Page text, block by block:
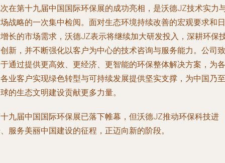
在第十九届中国国际环保展的成功亮相，是沃德JZ技术实力
战略的一次集中检阅。面对生态环境持续改善的宏观要求和日
长的市场需求，沃德JZ表示将继续加大研发投入，深耕环保
新，并不断强化以客户为中心的技术咨询与服务能力。公司致
通过提供更高效、更经济、更智能的环保整体解决方案，为各
业客户实现绿色转型与可持续发展提供坚实支撑，为中国乃至
的生态文明建设贡献更多力量。
九届中国国际环保展已落下帷幕，但沃德JZ推动环保科技进
服务美丽中国建设的征程，正迈向新的阶段。